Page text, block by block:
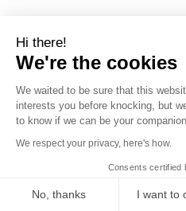
Hi there!
We're the cookies
We waited to be sure that this
interests you before knocking, but
to know if we can be your
We respect your privacy, here's how.
Consents certified
No, thanks I want to